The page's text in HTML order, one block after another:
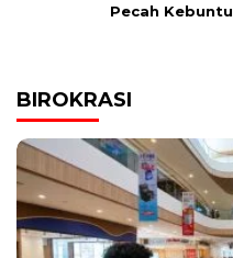
Pecah
BIROKRASI